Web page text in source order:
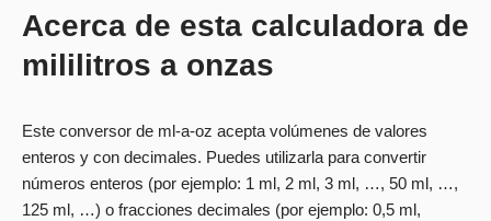
Acerca de esta calculadora de
mililitros a onzas
Este conversor de ml-a-oz acepta volúmenes de valores
enteros y con decimales. Puedes utilizarla para convertir
números enteros (por ejemplo: 1 ml, 2 ml, 3 ml, …, 50 ml, …,
125 ml, …) o fracciones decimales (por ejemplo: 0,5 ml,